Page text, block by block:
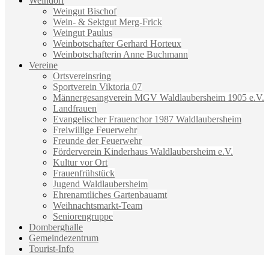
Weingut Bischof
Wein- & Sektgut Merg-Frick
Weingut Paulus
Weinbotschafter Gerhard Horteux
Weinbotschafterin Anne Buchmann
Vereine
Ortsvereinsring
Sportverein Viktoria 07
Männergesangverein MGV Waldlaubersheim 1905 e.V.
Landfrauen
Evangelischer Frauenchor 1987 Waldlaubersheim
Freiwillige Feuerwehr
Freunde der Feuerwehr
Förderverein Kinderhaus Waldlaubersheim e.V.
Kultur vor Ort
Frauenfrühstück
Jugend Waldlaubersheim
Ehrenamtliches Gartenbauamt
Weihnachtsmarkt-Team
Seniorengruppe
Domberghalle
Gemeindezentrum
Tourist-Info